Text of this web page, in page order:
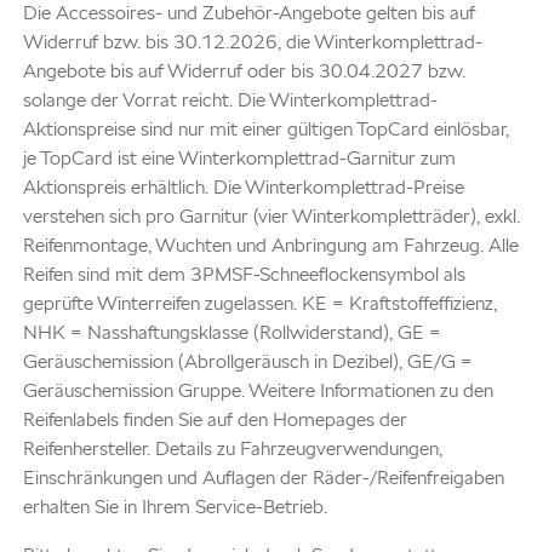
Die Accessoires- und Zubehör-Angebote gelten bis auf
Widerruf bzw. bis 30.12.2026, die Winterkomplettrad-
Angebote bis auf Widerruf oder bis 30.04.2027 bzw.
solange der Vorrat reicht. Die Winterkomplettrad-
Aktionspreise sind nur mit einer gültigen TopCard einlösbar,
je TopCard ist eine Winterkomplettrad-Garnitur zum
Aktionspreis erhältlich. Die Winterkomplettrad-Preise
verstehen sich pro Garnitur (vier Winterkompletträder), exkl.
Reifenmontage, Wuchten und Anbringung am Fahrzeug. Alle
Reifen sind mit dem 3PMSF-Schneeflockensymbol als
geprüfte Winterreifen zugelassen. KE = Kraftstoffeffizienz,
NHK = Nasshaftungsklasse (Rollwiderstand), GE =
Geräuschemission (Abrollgeräusch in Dezibel), GE/G =
Geräuschemission Gruppe. Weitere Informationen zu den
Reifenlabels finden Sie auf den Homepages der
Reifenhersteller. Details zu Fahrzeugverwendungen,
Einschränkungen und Auflagen der Räder-/Reifenfreigaben
erhalten Sie in Ihrem Service-Betrieb.